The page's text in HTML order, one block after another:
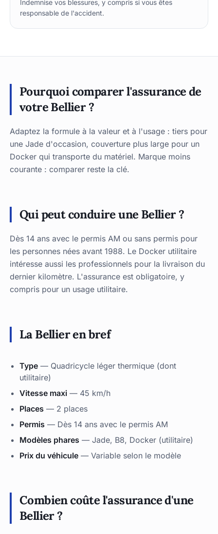
Indemnise vos blessures, y compris si vous êtes
responsable de l'accident.
Pourquoi comparer l'assurance de
votre Bellier ?
Adaptez la formule à la valeur et à l'usage : tiers pour
une Jade d'occasion, couverture plus large pour un
Docker qui transporte du matériel. Marque moins
courante : comparer reste la clé.
Qui peut conduire une Bellier ?
Dès 14 ans avec le permis AM ou sans permis pour
les personnes nées avant 1988. Le Docker utilitaire
intéresse aussi les professionnels pour la livraison du
dernier kilomètre. L'assurance est obligatoire, y
compris pour un usage utilitaire.
La Bellier en bref
Type — Quadricycle léger thermique (dont
utilitaire)
Vitesse maxi — 45 km/h
Places — 2 places
Permis — Dès 14 ans avec le permis AM
Modèles phares — Jade, B8, Docker (utilitaire)
Prix du véhicule — Variable selon le modèle
Combien coûte l'assurance d'une
Bellier ?